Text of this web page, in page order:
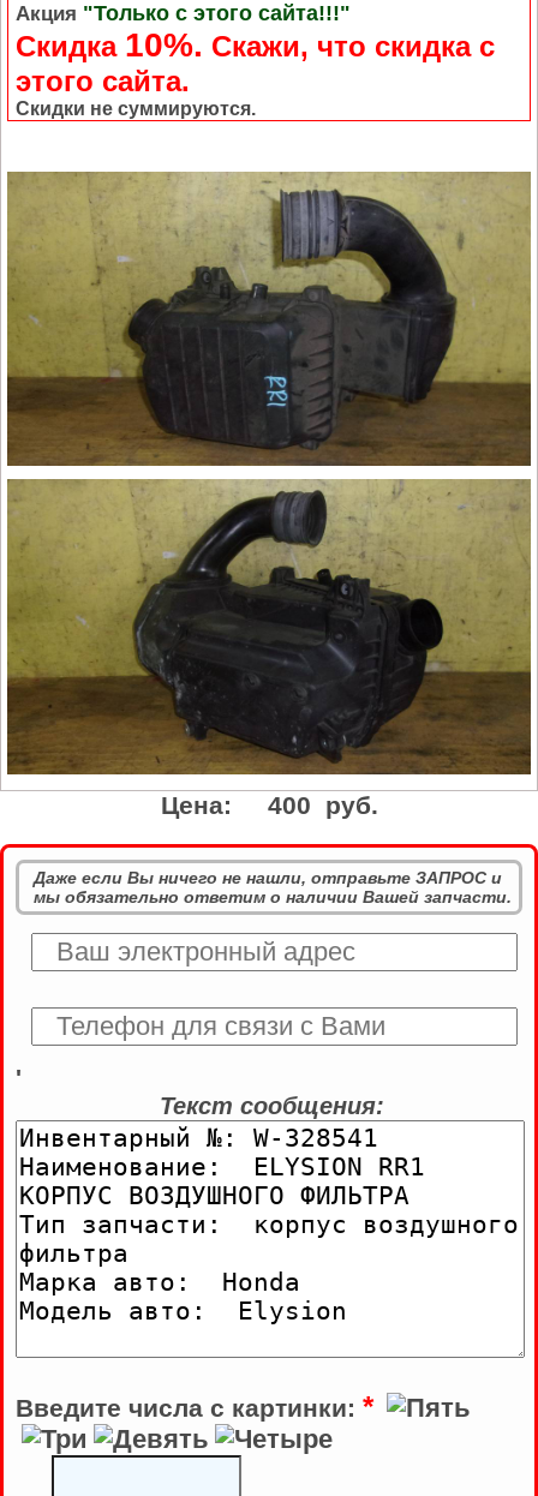
Акция "Только с этого сайта!!!"
Скидка 10%. Cкажи, что скидка с
этого сайта.
Скидки не суммируются.
Цена: 400 руб.
Даже если Вы ничего не нашли, отправьте ЗАПРОС и
мы обязательно ответим о наличии Вашей запчасти.
'
Текст сообщения:
Введите числа с картинки: *